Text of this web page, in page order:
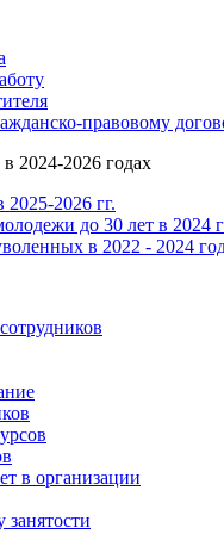
правовому
2024-2026 годах
2025-2026 гг.
до 30 лет в 2024
в 2022 - 2024
в организации
занятости